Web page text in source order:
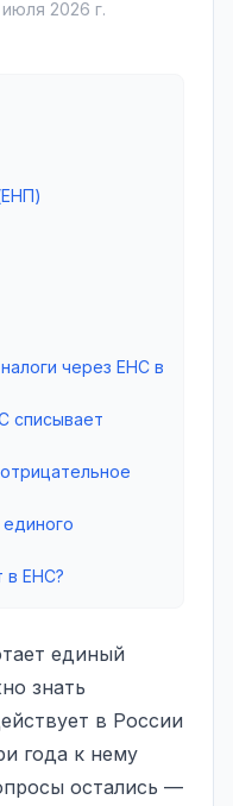
2026 г.
через ЕНС в
списывает
в ЕНС?
единый
знать
в России
года к нему
остались —